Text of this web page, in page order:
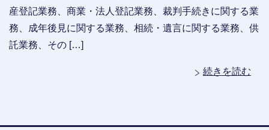
産登記業務、商業・法人登記業務、裁判手続きに関する業
務、成年後見に関する業務、相続・遺言に関する業務、供
託業務、その […]
続きを読む